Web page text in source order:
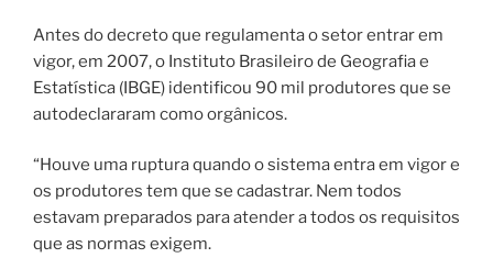
Antes do decreto que regulamenta o setor entrar em
vigor, em 2007, o Instituto Brasileiro de Geografia e
Estatística (IBGE) identificou 90 mil produtores que se
autodeclararam como orgânicos.
“Houve uma ruptura quando o sistema entra em vigor e
os produtores tem que se cadastrar. Nem todos
estavam preparados para atender a todos os requisitos
que as normas exigem.